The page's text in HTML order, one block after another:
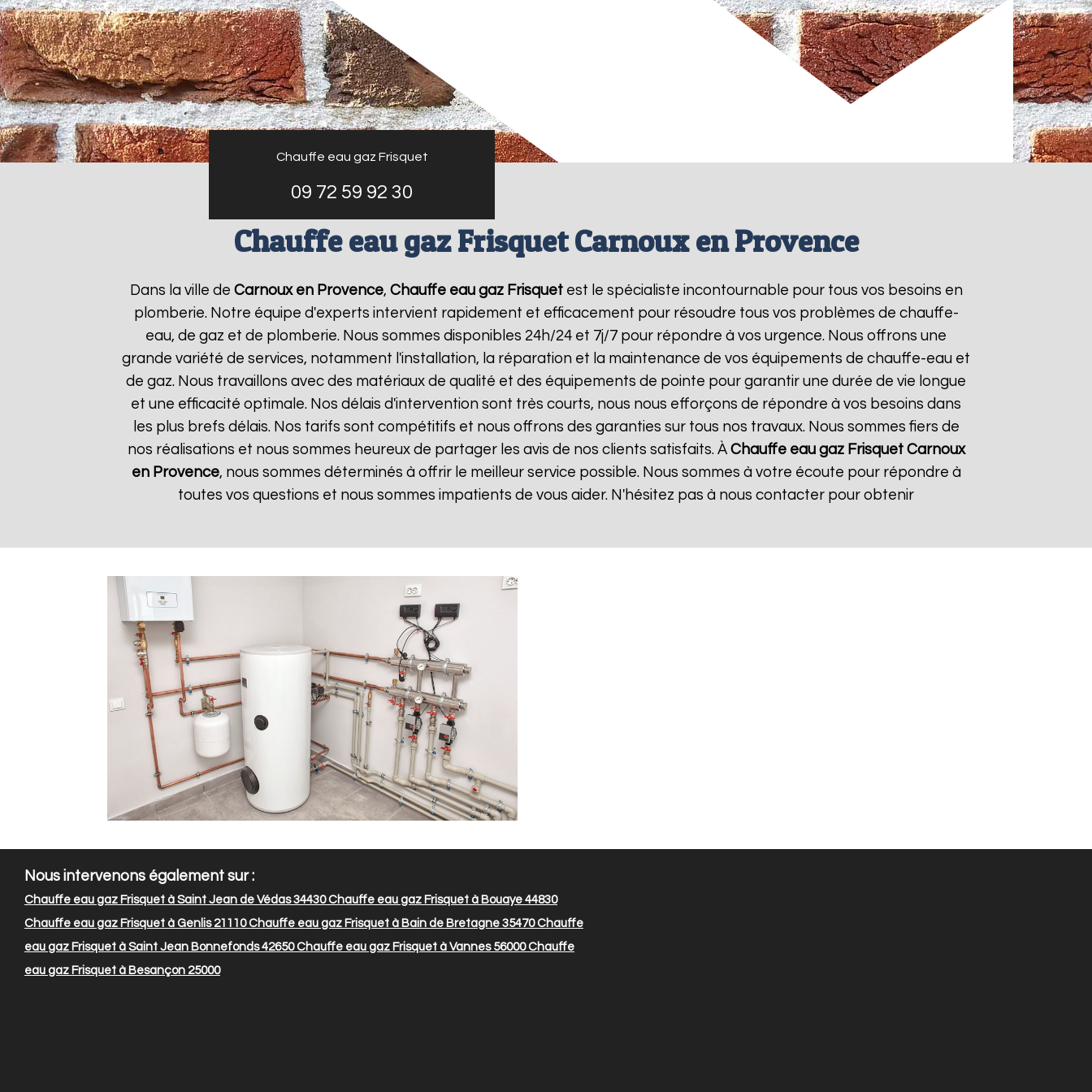
Chauffe eau gaz Frisquet
09 72 59 92 30
Chauffe eau gaz Frisquet Carnoux en Provence
Dans la ville de Carnoux en Provence, Chauffe eau gaz Frisquetest le spécialiste incontournable pour tous vos besoins en
plomberie. Notre équipe d'experts intervient rapidement et efficacement pour résoudre tous vos problèmes de chauffe-
eau, de gaz et de plomberie. Nous sommes disponibles 24h/24 et 7j/7 pour répondre à vos urgence. Nous offrons une
grande variété de services, notamment l'installation, la réparation et la maintenance de vos équipements de chauffe-eau et
de gaz. Nous travaillons avec des matériaux de qualité et des équipements de pointe pour garantir une durée de vie longue
et une efficacité optimale. Nos délais d'intervention sont très courts, nous nous efforçons de répondre à vos besoins dans
les plus brefs délais. Nos tarifs sont compétitifs et nous offrons des garanties sur tous nos travaux. Nous sommes fiers de
nos réalisations et nous sommes heureux de partager les avis de nos clients satisfaits. ÀChauffe eau gaz Frisquet Carnoux
en Provence, nous sommes déterminés à offrir le meilleur service possible. Nous sommes à votre écoute pour répondre à
toutes vos questions et nous sommes impatients de vous aider. N'hésitez pas à nous contacter pour obtenir
Nous intervenons également sur :
Chauffe eau gaz Frisquet à Saint Jean de Védas 34430Chauffe eau gaz Frisquet à Bouaye 44830
Chauffe eau gaz Frisquet à Genlis 21110Chauffe eau gaz Frisquet à Bain de Bretagne 35470Chauffe
eau gaz Frisquet à Saint Jean Bonnefonds 42650Chauffe eau gaz Frisquet à Vannes 56000Chauffe
eau gaz Frisquet à Besançon 25000